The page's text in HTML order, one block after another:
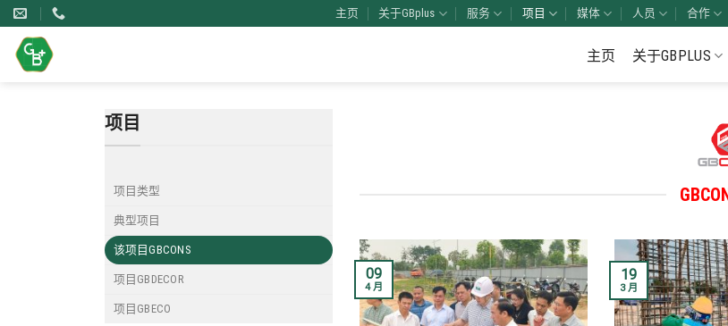
Skip
to
content
主页 关于GBplus 服务 项目 媒体 人员 合作
主页 关于GBPLUS
项目
项目类型
典型项目
该项目GBCONS
项目GBDECOR
项目GBECO
09
4 月
19
3 月